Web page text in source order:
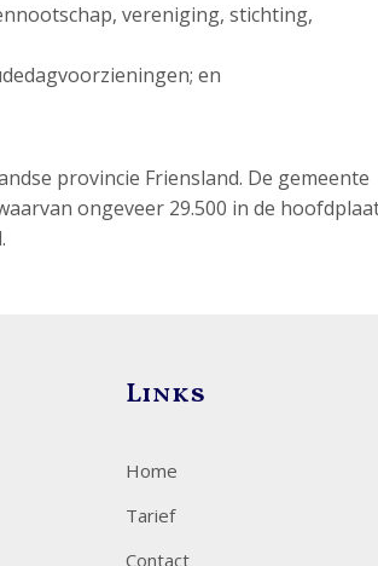
vereniging, stichting,
en
provincie Friensland. De gemeente
ongeveer 29.500 in de
Links
Home
Tarief
Contact